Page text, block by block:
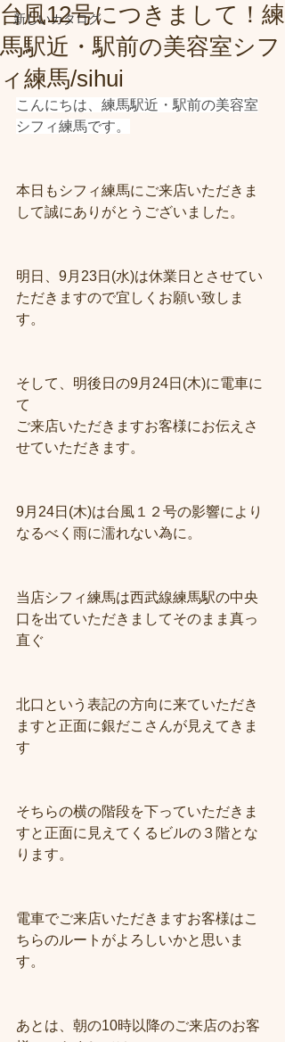
新しいカタログ
台風12号につきまして！練
馬駅近・駅前の美容室シフ
ィ練馬/sihui
こんにちは、練馬駅近・駅前の美容室
シフィ練馬です。
本日もシフィ練馬にご来店いただきま
して誠にありがとうございました。
明日、9月23日(水)は休業日とさせてい
ただきますので宜しくお願い致しま
す。
そして、明後日の9月24日(木)に電車に
て
ご来店いただきますお客様にお伝えさ
せていただきます。
9月24日(木)は台風１２号の影響により
なるべく雨に濡れない為に。
当店シフィ練馬は西武線練馬駅の中央
口を出ていただきましてそのまま真っ
直ぐ
北口という表記の方向に来ていただき
ますと正面に銀だこさんが見えてきま
す
そちらの横の階段を下っていただきま
すと正面に見えてくるビルの３階とな
ります。
電車でご来店いただきますお客様はこ
ちらのルートがよろしいかと思いま
す。
あとは、朝の10時以降のご来店のお客